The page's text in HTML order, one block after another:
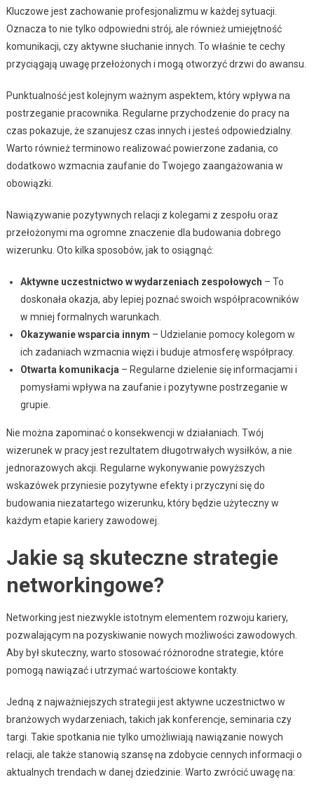
Kluczowe jest zachowanie profesjonalizmu w każdej sytuacji.
Oznacza to nie tylko odpowiedni strój, ale również umiejętność
komunikacji, czy aktywne słuchanie innych. To właśnie te cechy
przyciągają uwagę przełożonych i mogą otworzyć drzwi do awansu.
Punktualność jest kolejnym ważnym aspektem, który wpływa na
postrzeganie pracownika. Regularne przychodzenie do pracy na
czas pokazuje, że szanujesz czas innych i jesteś odpowiedzialny.
Warto również terminowo realizować powierzone zadania, co
dodatkowo wzmacnia zaufanie do Twojego zaangażowania w
obowiązki.
Nawiązywanie pozytywnych relacji z kolegami z zespołu oraz
przełożonymi ma ogromne znaczenie dla budowania dobrego
wizerunku. Oto kilka sposobów, jak to osiągnąć:
Aktywne uczestnictwo w wydarzeniach zespołowych – To
doskonała okazja, aby lepiej poznać swoich współpracowników
w mniej formalnych warunkach.
Okazywanie wsparcia innym – Udzielanie pomocy kolegom w
ich zadaniach wzmacnia więzi i buduje atmosferę współpracy.
Otwarta komunikacja – Regularne dzielenie się informacjami i
pomysłami wpływa na zaufanie i pozytywne postrzeganie w
grupie.
Nie można zapominać o konsekwencji w działaniach. Twój
wizerunek w pracy jest rezultatem długotrwałych wysiłków, a nie
jednorazowych akcji. Regularne wykonywanie powyższych
wskazówek przyniesie pozytywne efekty i przyczyni się do
budowania niezatartego wizerunku, który będzie użyteczny w
każdym etapie kariery zawodowej.
Jakie są skuteczne strategie
networkingowe?
Networking jest niezwykle istotnym elementem rozwoju kariery,
pozwalającym na pozyskiwanie nowych możliwości zawodowych.
Aby był skuteczny, warto stosować różnorodne strategie, które
pomogą nawiązać i utrzymać wartościowe kontakty.
Jedną z najważniejszych strategii jest aktywne uczestnictwo w
branżowych wydarzeniach, takich jak konferencje, seminaria czy
targi. Takie spotkania nie tylko umożliwiają nawiązanie nowych
relacji, ale także stanowią szansę na zdobycie cennych informacji o
aktualnych trendach w danej dziedzinie. Warto zwrócić uwagę na: